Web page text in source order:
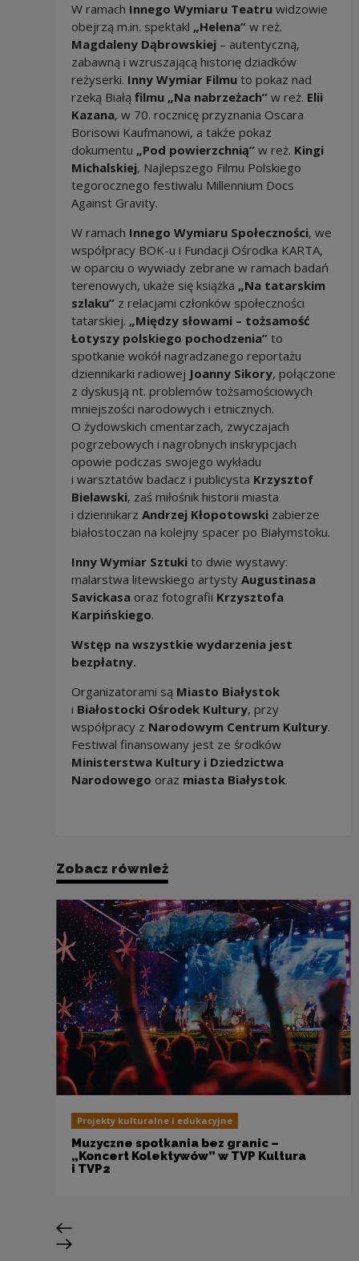
W ramach Innego Wymiaru Teatru widzowie
obejrzą m.in. spektakl „Helena”w reż.
Magdaleny Dąbrowskiej– autentyczną,
zabawną i wzruszającą historię dziadków
reżyserki. Inny Wymiar Filmuto pokaz nad
rzeką Białą filmu „Na nabrzeżach”w reż. Elii
Kazana, w 70. rocznicę przyznania Oscara
Borisowi Kaufmanowi, a także pokaz
dokumentu „Pod powierzchnią”w reż. Kingi
Michalskiej, Najlepszego Filmu Polskiego
tegorocznego festiwalu Millennium Docs
Against Gravity.
W ramach Innego Wymiaru Społeczności, we
współpracy BOK-u i Fundacji Ośrodka KARTA,
w oparciu o wywiady zebrane w ramach badań
terenowych, ukaże się książka „Na tatarskim
szlaku” z relacjami członków społeczności
tatarskiej. „Między słowami – tożsamość
Łotyszy polskiego pochodzenia”to
spotkanie wokół nagradzanego reportażu
dziennikarki radiowej Joanny Sikory, połączone
z dyskusją nt. problemów tożsamościowych
mniejszości narodowych i etnicznych.
O żydowskich cmentarzach, zwyczajach
pogrzebowych i nagrobnych inskrypcjach
opowie podczas swojego wykładu
i warsztatów badacz i publicysta Krzysztof
Bielawski, zaś miłośnik historii miasta
i dziennikarz Andrzej Kłopotowskizabierze
białostoczan na kolejny spacer po Białymstoku.
Inny Wymiar Sztukito dwie wystawy:
malarstwa litewskiego artysty Augustinasa
Savickasaoraz fotografii Krzysztofa
Karpińskiego.
Wstęp na wszystkie wydarzenia jest
bezpłatny.
Organizatorami są Miasto Białystok
i Białostocki Ośrodek Kultury, przy
współpracy z Narodowym Centrum Kultury.
Festiwal finansowany jest ze środków
Ministerstwa Kultury i Dziedzictwa
Narodowego oraz miasta Białystok.
Zobacz również
Projekty kulturalne i edukacyjne
Muzyczne spotkania bez granic –
„Koncert Kolektywów” w TVP Kultura
i TVP2
Poprzedni slajd
Następny slajd